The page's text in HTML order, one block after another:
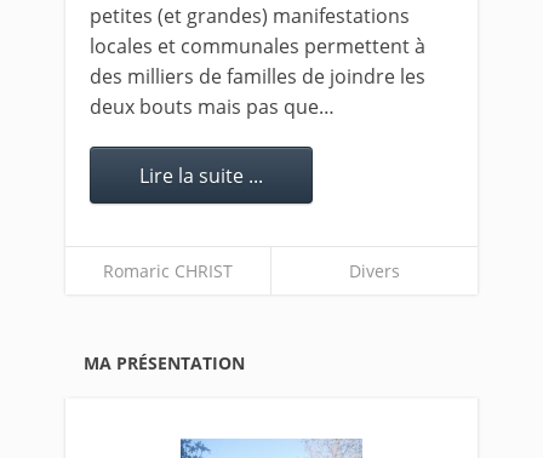
petites (et grandes) manifestations
locales et communales permettent à
des milliers de familles de joindre les
deux bouts mais pas que…
Lire la suite ...
Romaric CHRIST Divers
MA PRÉSENTATION